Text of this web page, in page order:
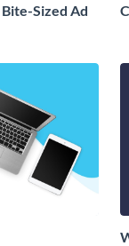
Sized Ad